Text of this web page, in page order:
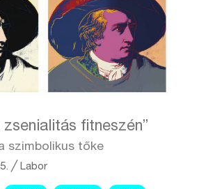
zsenialitás fitneszén”
szimbolikus tőke
╱Labor